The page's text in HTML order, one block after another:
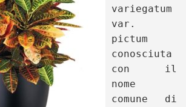
variegatum
var.
pictum
conosciuta
con il
nome
comune di